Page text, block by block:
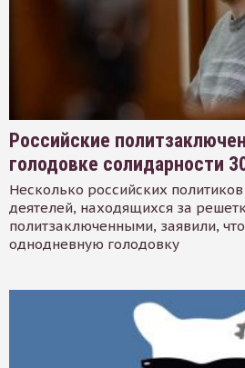
Российские
голодовке солидарности
Несколько российских
деятелей, находящихся за
политзаключенными, заявили,
однодневную голодовку